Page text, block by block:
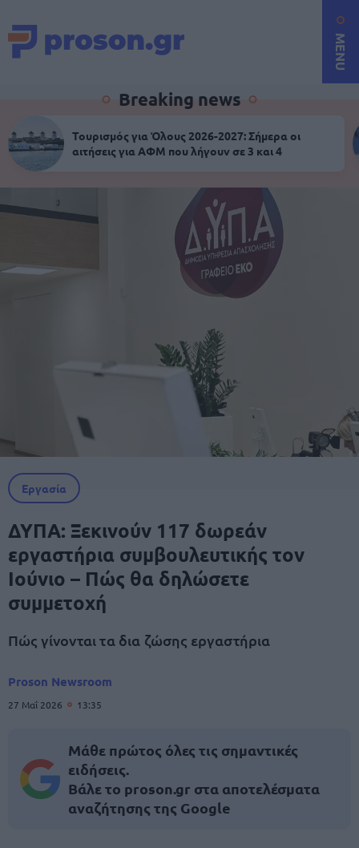
MENU
Breaking news
Τουρισμός για Όλους 2026-2027: Σήμερα οι
αιτήσεις για ΑΦΜ που λήγουν σε 3 και 4
Εργασία
ΔΥΠΑ: Ξεκινούν 117 δωρεάν
εργαστήρια συμβουλευτικής τον
Ιούνιο – Πώς θα δηλώσετε
συμμετοχή
Πώς γίνονται τα δια ζώσης εργαστήρια
Proson Newsroom
27 Μαΐ 2026 13:35
Μάθε πρώτος όλες τις σημαντικές
ειδήσεις.
Βάλε το proson.gr στα αποτελέσματα
αναζήτησης της Google